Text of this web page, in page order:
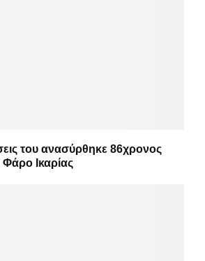
του ανασύρθηκε 86χρονος
Ικαρίας